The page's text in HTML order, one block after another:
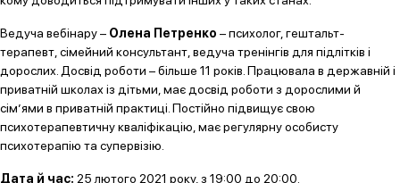
Ведуча вебінару – Олена Петренко – психолог, гештальт-
терапевт, сімейний консультант, ведуча тренінгів для підлітків і
дорослих. Досвід роботи – більше 11 років. Працювала в державній і
приватній школах із дітьми, має досвід роботи з дорослими й
сім’ями в приватній практиці. Постійно підвищує свою
психотерапевтичну кваліфікацію, має регулярну особисту
психотерапію та супервізію.
Дата й час: 25 лютого 2021 року, з 19:00 до 20:00.